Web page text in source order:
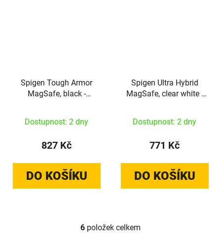
Spigen Tough Armor
MagSafe, black -
Dostupnost: 2 dny
827 Kč
DO KOŠÍKU
Spigen Ultra Hybrid
MagSafe, clear white -
Dostupnost: 2 dny
771 Kč
DO KOŠÍKU
Ovládací prvky výpisu
6 položek celkem